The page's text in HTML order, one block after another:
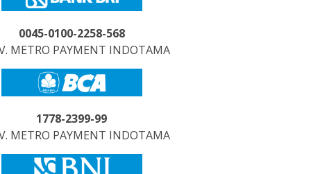
0045-0100-2258-568
METRO PAYMENT INDOTAMA
1778-2399-99
METRO PAYMENT INDOTAMA